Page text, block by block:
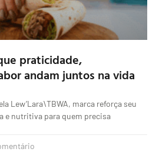
praticidade,
andam juntos na vida
Lew’Lara\TBWA, marca reforça seu
e nutritiva para quem precisa